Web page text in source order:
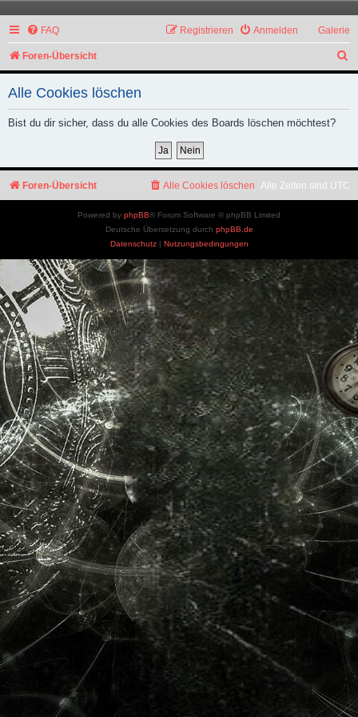
Galerie
FAQ Anmelden
Registrieren
Foren-Übersicht
u
Alle Cookies löschen
Bist du dir sicher, dass du alle Cookies des Boards löschen möchtest?
Foren-Übersicht Alle Zeiten sind UTC
Alle Cookies löschen
Powered by phpBB® Forum Software © phpBB Limited
Deutsche Übersetzung durch phpBB.de
Datenschutz| Nutzungsbedingungen